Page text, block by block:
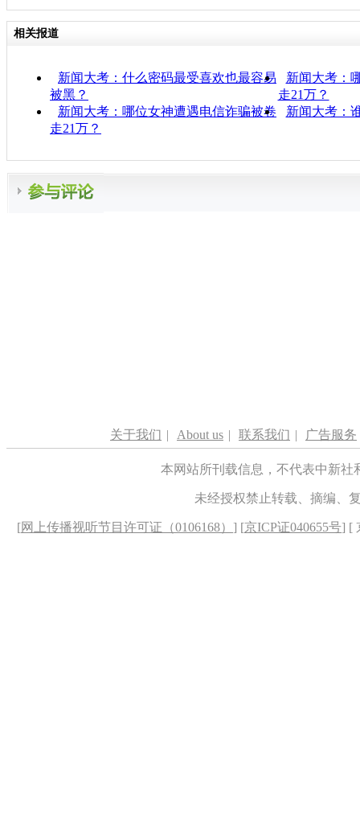
相关报道
新闻大考：什么密码最受喜欢也最容易
被黑？
新闻大考：
走21万？
新闻大考：哪位女神遭遇电信诈骗被卷
走21万？
新闻大考：
关于我们 | About us | 联系我们 | 广告服务
本网站所刊载信息，不代表中新
未经授权禁止转载、摘编、
[网上传播视听节目许可证（0106168） ] [京ICP证040655号] [